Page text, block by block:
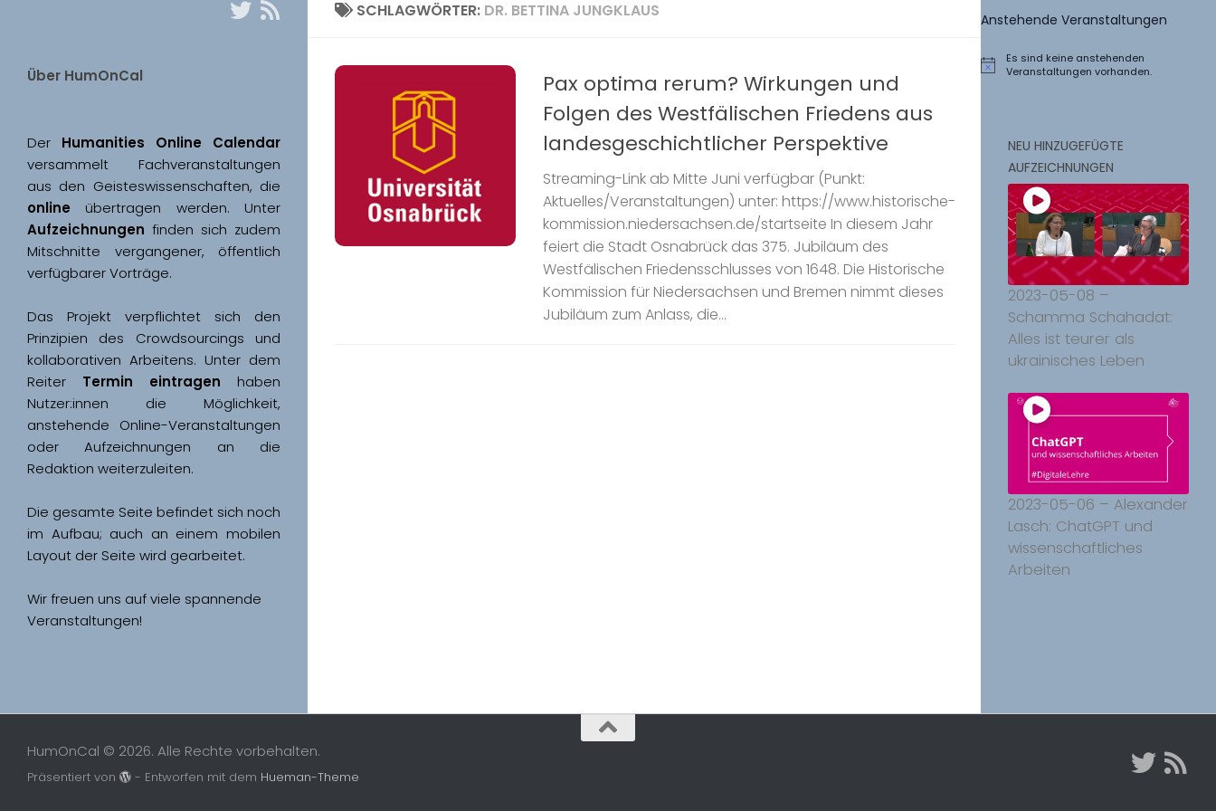
SCHLAGWÖRTER: DR. BETTINA JUNGKLAUS
Pax optima rerum? Wirkungen und
Folgen des Westfälischen Friedens aus
landesgeschichtlicher Perspektive
Streaming-Link ab Mitte Juni verfügbar (Punkt:
Aktuelles/Veranstaltungen) unter: https://www.historische-
kommission.niedersachsen.de/startseite In diesem Jahr
feiert die Stadt Osnabrück das 375. Jubiläum des
Westfälischen Friedensschlusses von 1648. Die Historische
Kommission für Niedersachsen und Bremen nimmt dieses
Jubiläum zum Anlass, die...
Über HumOnCal
Der
versammelt Fachveranstaltungen
online
Aufzeichnungen finden sich zudem
Mitschnitte vergangener, öffentlich
Das Projekt verpflichtet sich den
Prinzipien des Crowdsourcings und
kollaborativen Arbeitens. Unter dem
Reiter Termin eintragen haben
Nutzer:innen die Möglichkeit,
anstehende Online-Veranstaltungen
oder Aufzeichnungen an die
Redaktion weiterzuleiten.
Die gesamte Seite befindet sich noch
im Aufbau; auch an einem mobilen
Wir freuen uns auf viele spannende
Veranstaltungen!
Anstehende Veranstaltungen
Hinweis
Es sind keine anstehenden
Veranstaltungen vorhanden.
NEU HINZUGEFÜGTE
AUFZEICHNUNGEN
2023-05-08 –
Schamma Schahadat:
Alles ist teurer als
ukrainisches Leben
2023-05-06 – Alexander
Lasch: ChatGPT und
wissenschaftliches
Arbeiten
HumOnCal © 2026. Alle Rechte vorbehalten.
Präsentiert von - Entworfen mit dem Hueman-Theme